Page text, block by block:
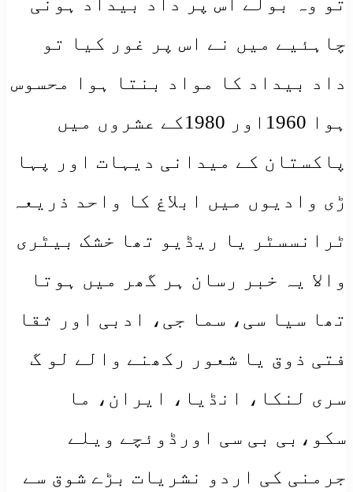
چاہئیے میں نے اس پر غور کیا تو
داد بیداد کا مواد بنتا ہوا محسوس
ہوا 1960اور 1980کے عشروں میں
پاکستان کے میدانی دیہات اور پہا
ڑی وادیوں میں ابلاغ کا واحد ذریعہ
ٹرانسسٹر یا ریڈیو تھا خشک بیٹری
والا یہ خبر رسان ہر گھر میں ہوتا
تھا سیا سی، سما جی، ادبی اور ثقا
فتی ذوق یا شعور رکھنے والے لو گ
سری لنکا، انڈیا، ایران، ما
سکو،بی بی سی اورڈوئچے ویلے
جرمنی کی اردو نشریات بڑے شوق سے